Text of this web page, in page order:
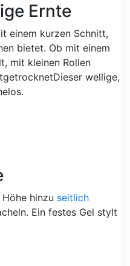
Ernte
einem kurzen Schnitt,
bietet. Ob mit einem
mit kleinen Rollen
wellige,
hinzu seitlich
Ein festes Gel stylt